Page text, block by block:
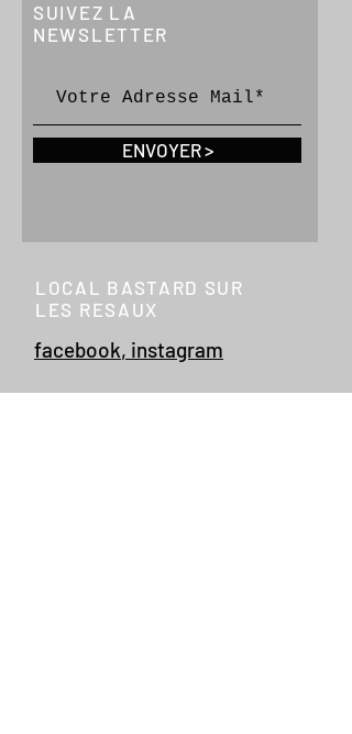
SUIVEZ LA
NEWSLETTER
ENVOYER >
LOCAL BASTARD SUR
LES RESAUX
facebook, instagram